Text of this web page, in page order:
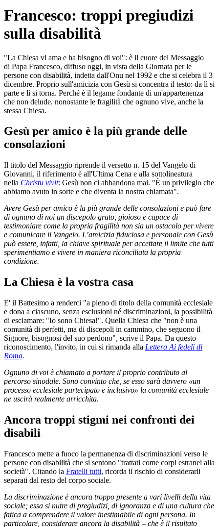
Francesco: troppi pregiudizi
sulla disabilità
"La Chiesa vi ama e ha bisogno di voi": è il cuore del Messaggio
di Papa Francesco, diffuso oggi, in vista della Giornata per le
persone con disabilità, indetta dall'Onu nel 1992 e che si celebra il 3
dicembre. Proprio sull'amicizia con Gesù si concentra il testo: da lì si
parte e lì si torna. Perché è il legame fondante di un'appartenenza
che non delude, nonostante le fragilità che ognuno vive, anche la
stessa Chiesa.
Gesù per amico è la più grande delle
consolazioni
Il titolo del Messaggio riprende il versetto n. 15 del Vangelo di
Giovanni, il riferimento è all'Ultima Cena e alla sottolineatura
nella Christu vivit: Gesù non ci abbandona mai. "È un privilegio che
abbiamo avuto in sorte e che diventa la nostra chiamata".
Avere Gesù per amico è la più grande delle consolazioni e può fare
di ognuno di noi un discepolo grato, gioioso e capace di
testimoniare come la propria fragilità non sia un ostacolo per vivere
e comunicare il Vangelo. L’amicizia fiduciosa e personale con Gesù
può essere, infatti, la chiave spirituale per accettare il limite che tutti
sperimentiamo e vivere in maniera riconciliata la propria
condizione.
La Chiesa è la vostra casa
E' il Battesimo a renderci "a pieno di titolo della comunità ecclesiale
e dona a ciascuno, senza esclusioni né discriminazioni, la possibilità
di esclamare: "Io sono Chiesa!". Quella Chiesa che "non è una
comunità di perfetti, ma di discepoli in cammino, che seguono il
Signore, bisognosi del suo perdono", scrive il Papa. Da questo
riconoscimento, l'invito, in cui si rimanda alla Lettera Ai fedeli di
Roma.
Ognuno di voi è chiamato a portare il proprio contributo al
percorso sinodale. Sono convinto che, se esso sarà davvero «un
processo ecclesiale partecipato e inclusivo» la comunità ecclesiale
ne uscirà realmente arricchita.
Ancora troppi stigmi nei confronti dei
disabili
Francesco mette a fuoco la permanenza di discriminazioni verso le
persone con disabilità che si sentono "trattati come corpi estranei alla
società". Citando la Fratelli tutti, ricorda il rischio di considerarli
separati dal resto del corpo sociale.
La discriminazione è ancora troppo presente a vari livelli della vita
sociale; essa si nutre di pregiudizi, di ignoranza e di una cultura che
fatica a comprendere il valore inestimabile di ogni persona. In
particolare, considerare ancora la disabilità – che è il risultato